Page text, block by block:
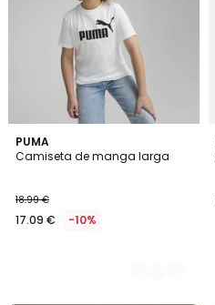
PUMA
Camiseta de manga larga
18.99 €
17.09 € -10%
4
Colores